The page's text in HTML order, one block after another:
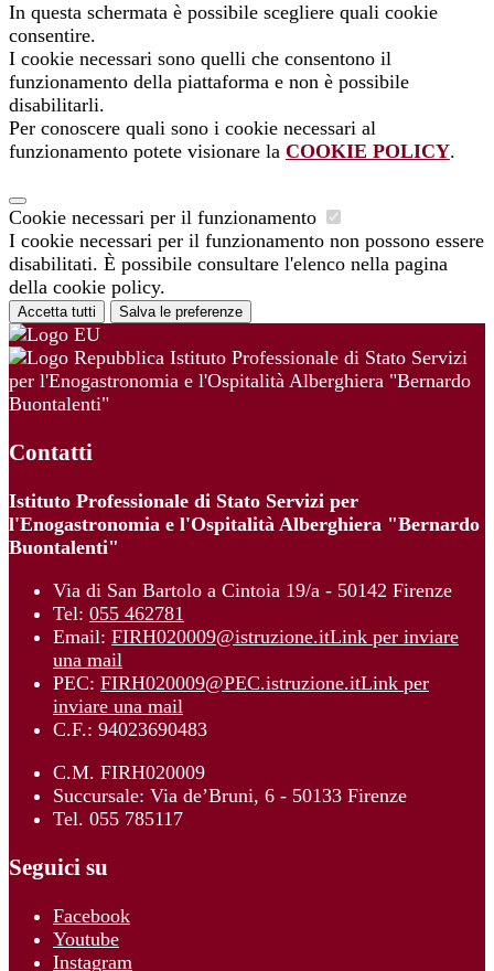
In questa schermata è possibile scegliere quali cookie
consentire.
I cookie necessari sono quelli che consentono il
funzionamento della piattaforma e non è possibile
disabilitarli.
Per conoscere quali sono i cookie necessari al
funzionamento potete visionare la COOKIE POLICY.
Cookie necessari per il funzionamento
I cookie necessari per il funzionamento non possono essere
disabilitati. È possibile consultare l'elenco nella pagina
della cookie policy.
Accetta tutti Salva le preferenze
Istituto Professionale di Stato Servizi
per l'Enogastronomia e l'Ospitalità Alberghiera "Bernardo
Buontalenti"
Contatti
Istituto Professionale di Stato Servizi per
l'Enogastronomia e l'Ospitalità Alberghiera "Bernardo
Buontalenti"
Via di San Bartolo a Cintoia 19/a - 50142 Firenze
Tel: 055 462781
Email: FIRH020009@istruzione.itLink per inviare
una mail
PEC: FIRH020009@PEC.istruzione.itLink per
inviare una mail
C.F.: 94023690483
C.M. FIRH020009
Succursale: Via de’Bruni, 6 - 50133 Firenze
Tel. 055 785117
Seguici su
Facebook
Youtube
Instagram